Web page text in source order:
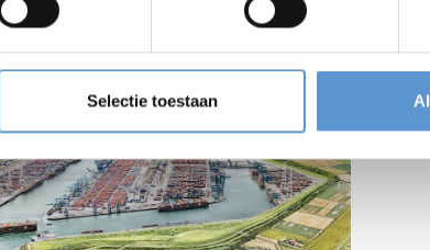
Selectie toestaan